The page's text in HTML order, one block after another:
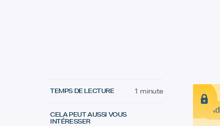
TEMPS DE LECTURE 1 minute
CELA PEUT AUSSI VOUS
INTÉRESSER